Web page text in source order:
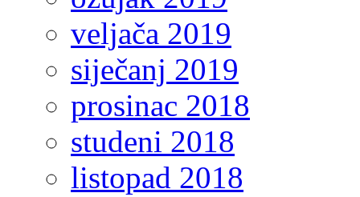
veljača 2019
siječanj 2019
prosinac 2018
studeni 2018
listopad 2018